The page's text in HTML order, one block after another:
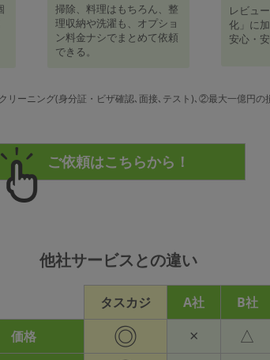
掃除、料理はもちろん、整
理収納や洗濯も、オプショ
ン料金ナシでまとめて依頼
できる。
レビュ
化」に
安心・安
リーニング(身分証・ビザ確認､面接､テスト)､②最大一億円
他社サービスとの違い
タスカジ A社
B社
価格
◎ × △